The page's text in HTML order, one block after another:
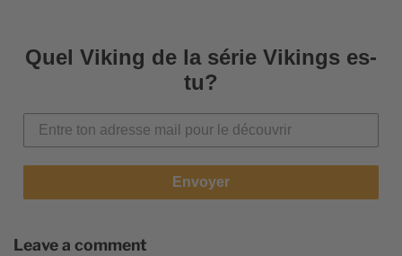
Quel Viking de la série Vikings es-
tu?
Envoyer
Leave a comment